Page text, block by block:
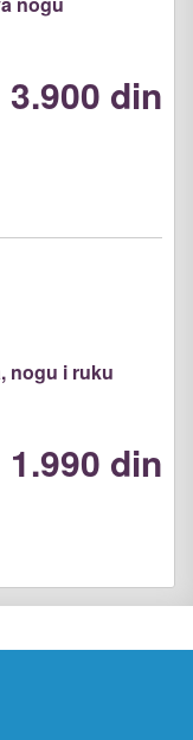
3.900 din
nogu i ruku
1.990 din